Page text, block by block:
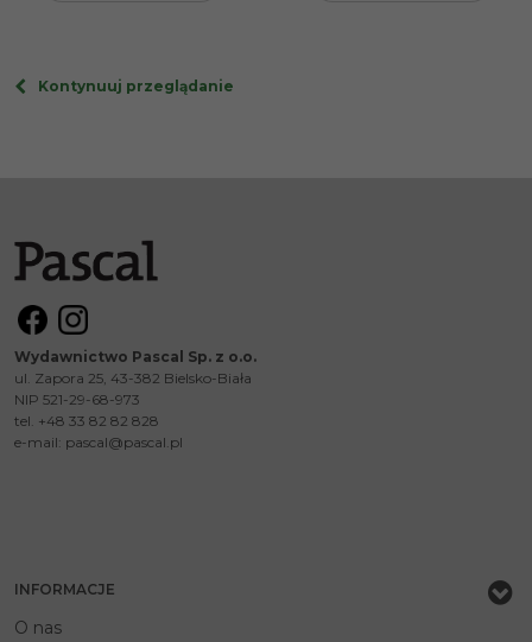
Kontynuuj przeglądanie
Wydawnictwo Pascal Sp. z o.o.
ul. Zapora 25, 43-382 Bielsko-Biała
NIP 521-29-68-973
tel. +48 33 82 82 828
e-mail: pascal@pascal.pl
INFORMACJE
O nas